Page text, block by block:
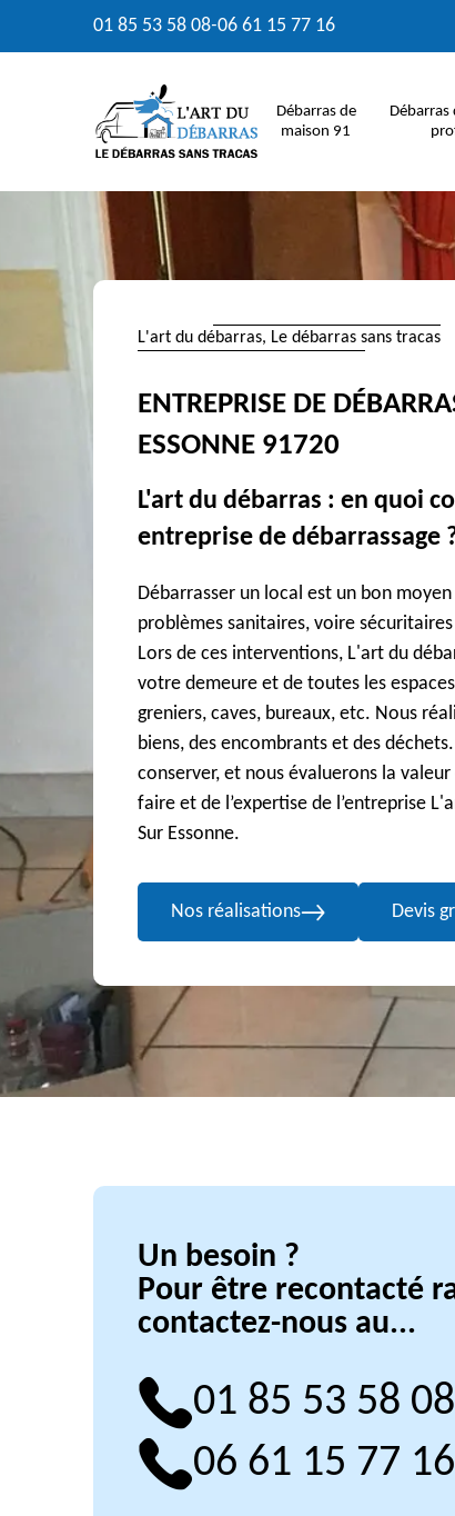
01 85 53 58 08-06 61 15 77 16
Débarras de
maison 91
Débarras
L'art du débarras, Le débarras sans tracas
ENTREPRISE DE
ESSONNE 91720
L'art du débarras : en quoi
entreprise de débarrassage
Débarrasser un local est un bon
problèmes sanitaires, voire
Lors de ces interventions, L'art du
votre demeure et de toutes les
greniers, caves, bureaux, etc. Nous
biens, des encombrants et des
conserver, et nous évaluerons la
faire et de l’expertise de l’entreprise
Sur Essonne.
Nos réalisations Devis
Un besoin ?
Pour être recontacté
contactez-nous au...
01 85 53 58 08
06 61 15 77 16